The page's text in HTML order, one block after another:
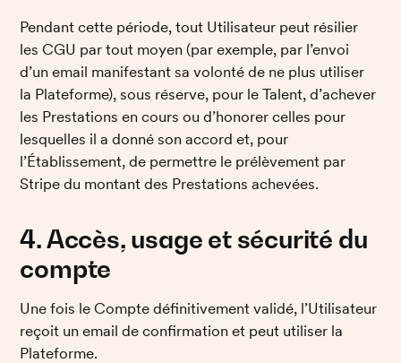
Pendant cette période, tout Utilisateur peut résilier
les CGU par tout moyen (par exemple, par l’envoi
d’un email manifestant sa volonté de ne plus utiliser
la Plateforme), sous réserve, pour le Talent, d’achever
les Prestations en cours ou d’honorer celles pour
lesquelles il a donné son accord et, pour
l’Établissement, de permettre le prélèvement par
Stripe du montant des Prestations achevées.
4. Accès, usage et sécurité du
compte
Une fois le Compte définitivement validé, l’Utilisateur
reçoit un email de confirmation et peut utiliser la
Plateforme.